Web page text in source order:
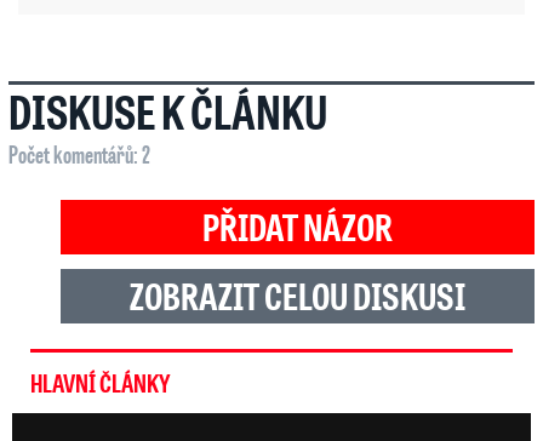
DISKUSE K ČLÁNKU
Počet komentářů: 2
PŘIDAT NÁZOR
ZOBRAZIT CELOU DISKUSI
HLAVNÍ ČLÁNKY